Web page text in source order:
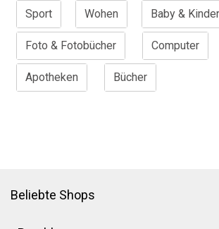
Sport Wohen Baby & Kinder
Foto & Fotobücher Computer
Apotheken Bücher
Beliebte Shops